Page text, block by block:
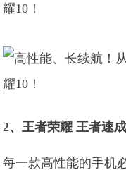
2、王者荣耀 王者速成
每一款高性能的手机